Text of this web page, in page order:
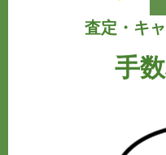
査定・キ
手